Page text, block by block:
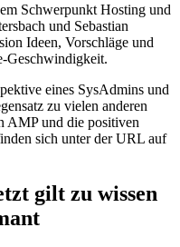
Schwerpunkt Hosting und
und Sebastian
Ideen, Vorschläge und
Geschwindigkeit.
eines SysAdmins und
zu vielen anderen
AMP und die positiven
sich unter der URL auf
gilt zu wissen